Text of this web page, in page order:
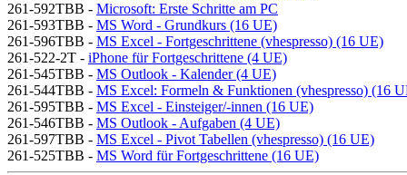
261-592TBB - Microsoft: Erste Schritte am PC
261-593TBB - MS Word - Grundkurs (16 UE)
261-596TBB - MS Excel - Fortgeschrittene (vhespresso) (16 UE)
261-522-2T - iPhone für Fortgeschrittene (4 UE)
261-545TBB - MS Outlook - Kalender (4 UE)
261-544TBB - MS Excel: Formeln & Funktionen (vhespresso) (16
261-595TBB - MS Excel - Einsteiger/-innen (16 UE)
261-546TBB - MS Outlook - Aufgaben (4 UE)
261-597TBB - MS Excel - Pivot Tabellen (vhespresso) (16 UE)
261-525TBB - MS Word für Fortgeschrittene (16 UE)